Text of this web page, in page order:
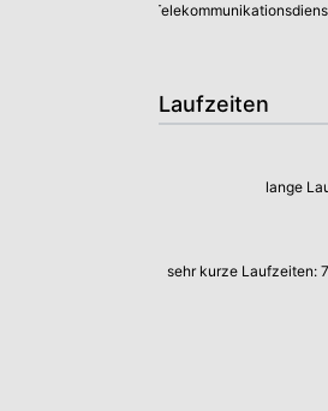
Laufzeiten
sehr kurze Laufzeiten:
lange